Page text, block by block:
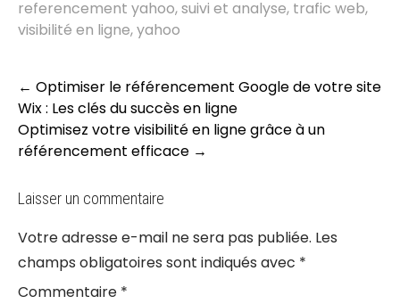
referencement yahoo,suivi et analyse, trafic web,
visibilité en ligne,yahoo
Post
navigation
← Optimiser le référencement Google de votre site
Wix : Les clés du succès en ligne
Optimisez votre visibilité en ligne grâce à un
référencement efficace →
Laisser un commentaire
Votre adresse e-mail ne sera pas publiée. Les
champs obligatoires sont indiqués avec *
Commentaire *